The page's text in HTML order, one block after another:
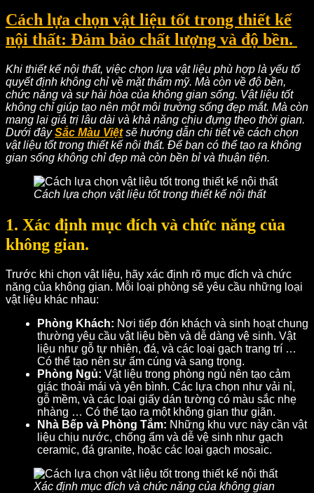
Cách lựa chọn vật liệu tốt trong thiết kế
nội thất: Đảm bảo chất lượng và độ bền.
Khi thiết kế nội thất, việc chọn lựa vật liệu phù hợp là yếu tố
quyết định không chỉ về mặt thẩm mỹ. Mà còn về độ bền,
chức năng và sự hài hòa của không gian sống. Vật liệu tốt
không chỉ giúp tạo nên một môi trường sống đẹp mắt. Mà còn
mang lại giá trị lâu dài và khả năng chịu đựng theo thời gian.
Dưới đâySắc Màu Việtsẽ hướng dẫn chi tiết về cách chọn
vật liệu tốt trong thiết kế nội thất. Để bạn có thể tạo ra không
gian sống không chỉ đẹp mà còn bền bỉ và thuận tiện.
Cách lựa chọn vật liệu tốt trong thiết kế nội thất
1. Xác định mục đích và chức năng của
không gian.
Trước khi chọn vật liệu, hãy xác định rõ mục đích và chức
năng của không gian. Mỗi loại phòng sẽ yêu cầu những loại
vật liệu khác nhau:
Phòng Khách: Nơi tiếp đón khách và sinh hoạt chung
thường yêu cầu vật liệu bền và dễ dàng vệ sinh. Vật
liệu như gỗ tự nhiên, đá, và các loại gạch trang trí …
Có thể tạo nên sự ấm cúng và sang trọng.
Phòng Ngủ: Vật liệu trong phòng ngủ nên tạo cảm
giác thoải mái và yên bình. Các lựa chọn như vải nỉ,
gỗ mềm, và các loại giấy dán tường có màu sắc nhẹ
nhàng … Có thể tạo ra một không gian thư giãn.
Nhà Bếp và Phòng Tắm: Những khu vực này cần vật
liệu chịu nước, chống ẩm và dễ vệ sinh như gạch
ceramic, đá granite, hoặc các loại gạch mosaic.
Xác định mục đích và chức năng của không gian